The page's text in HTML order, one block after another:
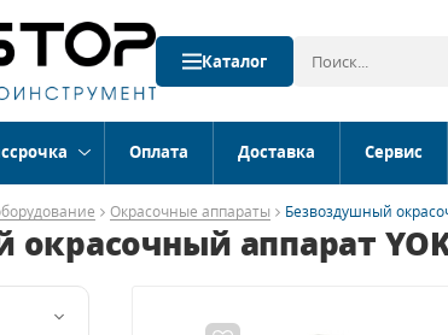
Каталог
Оплата Доставка Сервис
Окрасочные аппараты Безвоздушный
аппарат